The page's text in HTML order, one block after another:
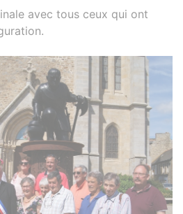
avec tous ceux qui ont